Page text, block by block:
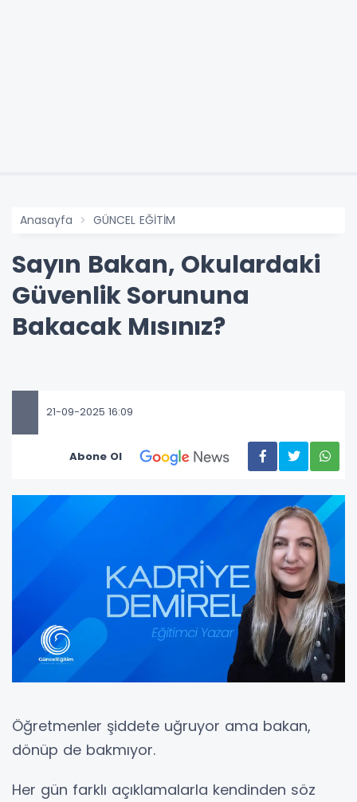
Anasayfa GÜNCEL EĞİTİM
Sayın Bakan, Okulardaki
Güvenlik Sorununa
Bakacak Mısınız?
21-09-2025 16:09
Abone Ol
Öğretmenler şiddete uğruyor ama bakan,
dönüp de bakmıyor.
Her gün farklı açıklamalarla kendinden söz